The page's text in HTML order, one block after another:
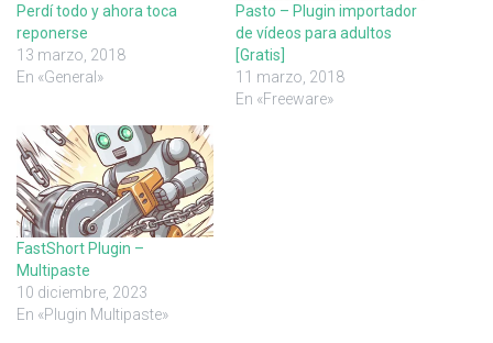
Perdí todo y ahora toca
reponerse
13 marzo, 2018
En «General»
Pasto – Plugin importador
de vídeos para adultos
[Gratis]
11 marzo, 2018
En «Freeware»
FastShort Plugin –
Multipaste
10 diciembre, 2023
En «Plugin Multipaste»